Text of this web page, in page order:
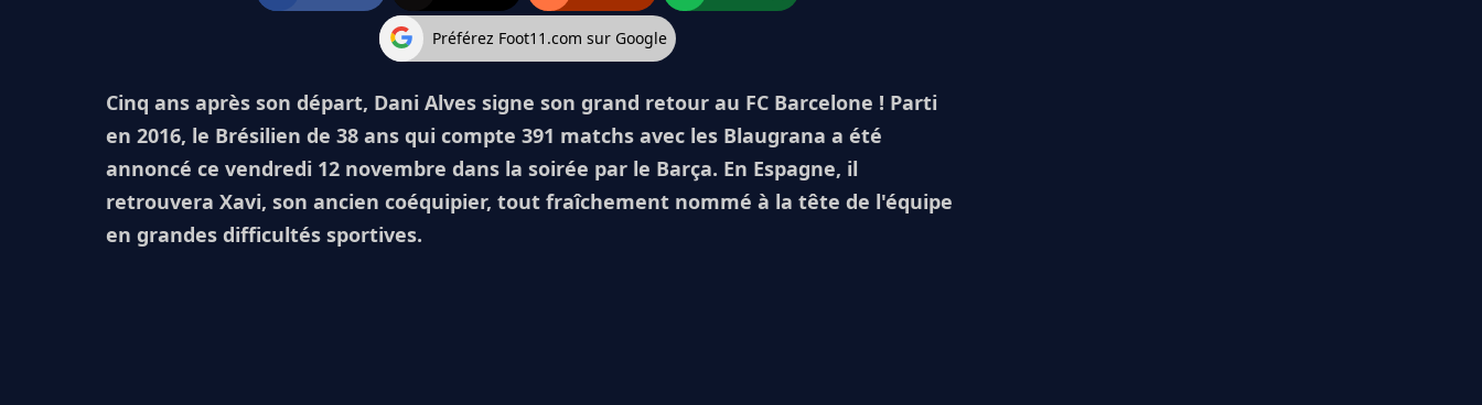
Préférez Foot11.com sur Google
Cinq ans après son départ, Dani Alves signe son grand retour au FC Barcelone ! Parti
en 2016, le Brésilien de 38 ans qui compte 391 matchs avec les Blaugrana a été
annoncé ce vendredi 12 novembre dans la soirée par le Barça. En Espagne, il
retrouvera Xavi, son ancien coéquipier, tout fraîchement nommé à la tête de l'équipe
en grandes difficultés sportives.